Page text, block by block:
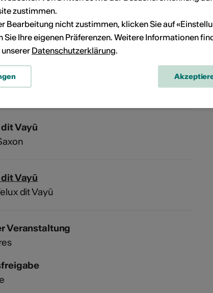
Kein Durchführungsdatum
Ihrem persönlichen Kalender hinzuzufügen.
Vayū
Vayū
dit Vayū
Veranstaltung
zustimmen.
Bearbeitung nicht zustimmen, klicken Sie auf
Sie Ihre eigenen Präferenzen. Weitere Informationen
unserer Datenschutzerklärung.